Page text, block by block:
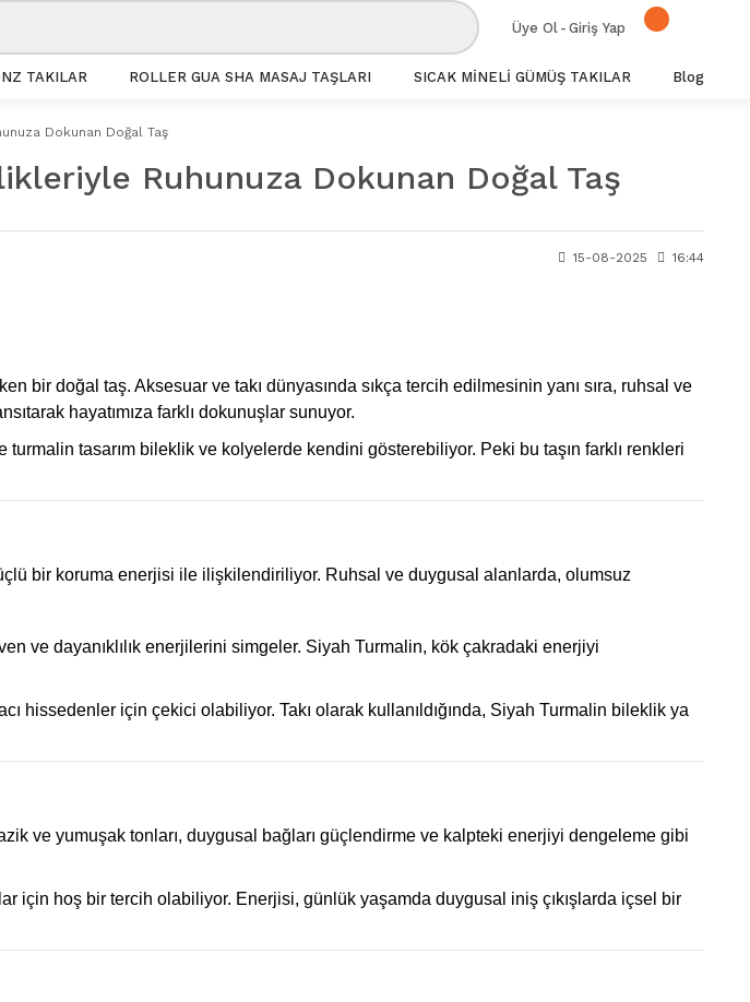
Üye Ol - Giriş Yap
TAKILAR ROLLER GUA SHA MASAJ TAŞLARI SICAK MİNELİ GÜMÜŞ TAKILAR Blog
Dokunan Doğal Taş
Ruhunuza Dokunan Doğal Taş
15-08-2025 16:44
bir doğal taş. Aksesuar ve takı dünyasında sıkça tercih edilmesinin yanı sıra, ruhsal ve
hayatımıza farklı dokunuşlar sunuyor.
tasarım bileklik ve kolyelerde kendini gösterebiliyor. Peki bu taşın farklı renkleri
bir koruma enerjisi ile ilişkilendiriliyor. Ruhsal ve duygusal alanlarda, olumsuz
ve dayanıklılık enerjilerini simgeler. Siyah Turmalin, kök çakradaki enerjiyi
hissedenler için çekici olabiliyor. Takı olarak kullanıldığında, Siyah Turmalin bileklik ya
ve yumuşak tonları, duygusal bağları güçlendirme ve kalpteki enerjiyi dengeleme gibi
için hoş bir tercih olabiliyor. Enerjisi, günlük yaşamda duygusal iniş çıkışlarda içsel bir